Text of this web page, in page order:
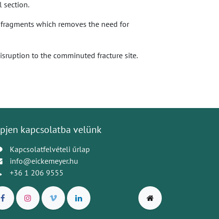
section.
which removes the need for
to the comminuted fracture site.
kapcsolatba velünk
Kapcsolatfelvételi űrlap
info@eickemeyer.hu
+36 1 206 9555